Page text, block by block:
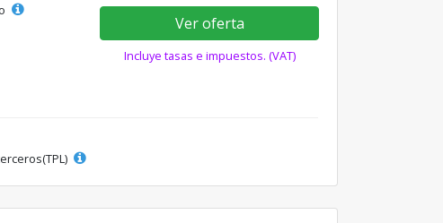
Ver oferta
Incluye tasas e impuestos. (VAT)